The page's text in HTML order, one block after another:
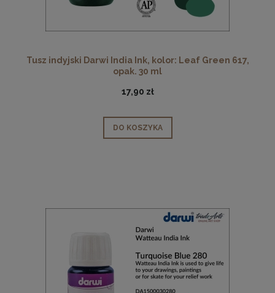
Tusz indyjski Darwi India Ink, kolor: Leaf Green 617,
opak. 30 ml
17,90 zł
DO KOSZYKA